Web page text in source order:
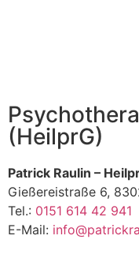
(HeilprG)
Patrick Raulin –
Gießereistraße 6,
Tel.: 0151 614 42 941
E-Mail: